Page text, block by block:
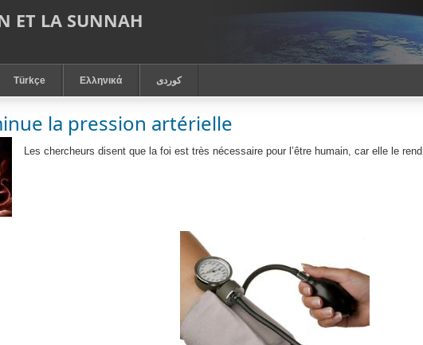
ET LA SUNNAH
Türkçe Ελληνικά كوردى
la pression artérielle
Les chercheurs disent que la foi est très nécessaire pour l’être humain, car elle le